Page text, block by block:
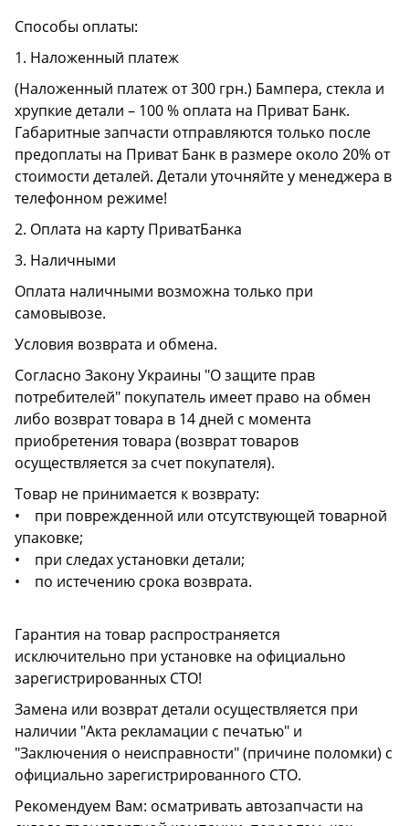
Способы оплаты:
1. Наложенный платеж
(Наложенный платеж от 300 грн.) Бампера, стекла и
хрупкие детали – 100 % оплата на Приват Банк.
Габаритные запчасти отправляются только после
предоплаты на Приват Банк в размере около 20% от
стоимости деталей. Детали уточняйте у менеджера в
телефонном режиме!
2. Оплата на карту ПриватБанка
3. Наличными
Оплата наличными возможна только при
самовывозе.
Условия возврата и обмена.
Согласно Закону Украины "О защите прав
потребителей" покупатель имеет право на обмен
либо возврат товара в 14 дней с момента
приобретения товара (возврат товаров
осуществляется за счет покупателя).
Товар не принимается к возврату:
• при поврежденной или отсутствующей товарной
упаковке;
• при следах установки детали;
• по истечению срока возврата.
Гарантия на товар распространяется
исключительно при установке на официально
зарегистрированных СТО!
Замена или возврат детали осуществляется при
наличии "Акта рекламации с печатью" и
"Заключения о неисправности" (причине поломки) с
официально зарегистрированного СТО.
Рекомендуем Вам: осматривать автозапчасти на